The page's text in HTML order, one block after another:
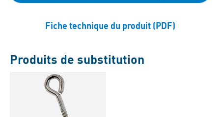
Fiche technique du produit (PDF)
Produits de substitution